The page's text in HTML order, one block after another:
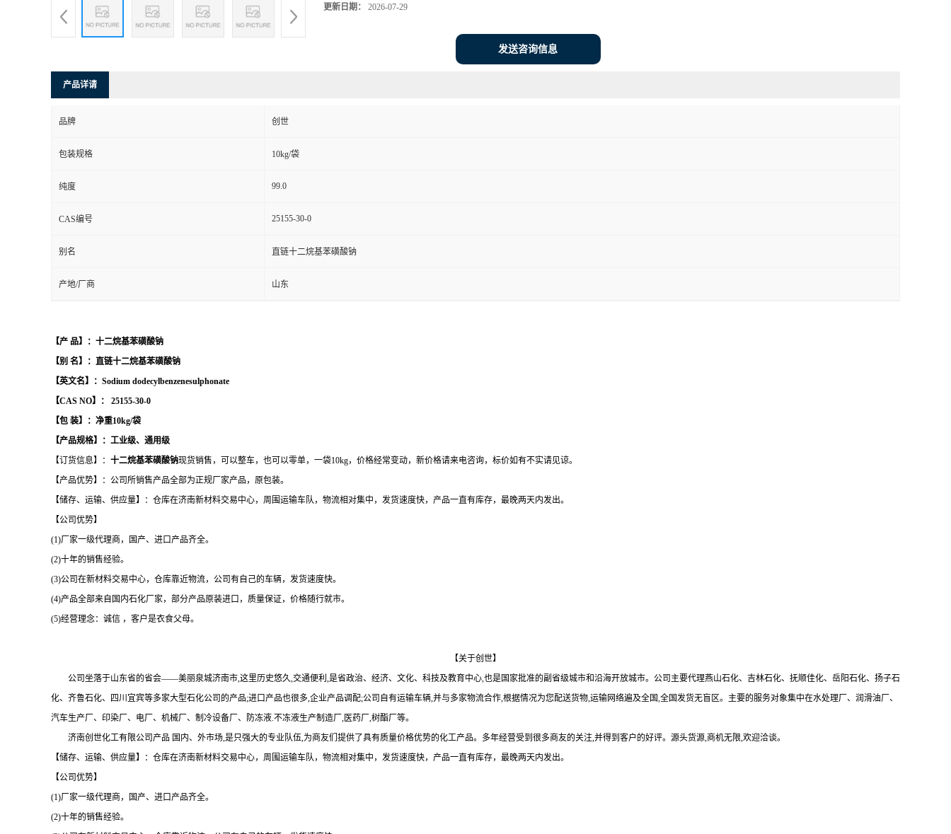
更新日期： 2026-07-29
发送咨询信息
产品详请
品牌 创世
包装规格 10kg/袋
纯度 99.0
CAS编号 25155-30-0
别名 直链十二烷基苯磺酸钠
产地/厂商 山东
【产 品】：十二烷基苯磺酸钠
【别 名】： 直链十二烷基苯磺酸钠
【英文名】： Sodium dodecylbenzenesulphonate
【CAS NO】： 25155-30-0
【包 装】：净重10kg/袋
【产品规格】：工业级、通用级
【订货信息】： 十二烷基苯磺酸钠现货销售，可以整车，也可以零单，一袋10kg，价格经常变动，新价格请来电咨询，标价如有不实请见谅。
【产品优势】：公司所销售产品全部为正规厂家产品，原包装。
【储存、运输、供应量】：仓库在济南新材料交易中心，周围运输车队，物流相对集中，发货速度快，产品一直有库存，最晚两天内发出。
【公司优势】
(1)厂家一级代理商，国产、进口产品齐全。
(2)十年的销售经验。
(3)公司在新材料交易中心，仓库靠近物流，公司有自己的车辆，发货速度快。
(4)产品全部来自国内石化厂家，部分产品原装进口，质量保证，价格随行就市。
(5)经营理念：诚信 ，客户是衣食父母。
【关于创世】
公司坐落于山东省的省会——美丽泉城济南市,这里历史悠久,交通便利,是省政治、经济、文化、科技及教育中心,也是国家批准的副省级城市和沿海开放城市。公司主要代理燕山石化、吉林石化、抚顺佳化、岳阳石化、扬子石
化、齐鲁石化、四川宜宾等多家大型石化公司的产品;进口产品也很多,企业产品调配;公司自有运输车辆,并与多家物流合作,根据情况为您配送货物,运输网络遍及全国,全国发货无盲区。主要的服务对象集中在水处理厂、润滑油厂、
汽车生产厂、印染厂、电厂、机械厂、制冷设备厂、防冻液.不冻液生产制造厂,医药厂,树酯厂等。
济南创世化工有限公司产品 国内、外市场,是只强大的专业队伍,为商友们提供了具有质量价格优势的化工产品。多年经营受到很多商友的关注,并得到客户的好评。源头货源,商机无限,欢迎洽谈。
【储存、运输、供应量】：仓库在济南新材料交易中心，周围运输车队，物流相对集中，发货速度快，产品一直有库存，最晚两天内发出。
【公司优势】
(1)厂家一级代理商，国产、进口产品齐全。
(2)十年的销售经验。